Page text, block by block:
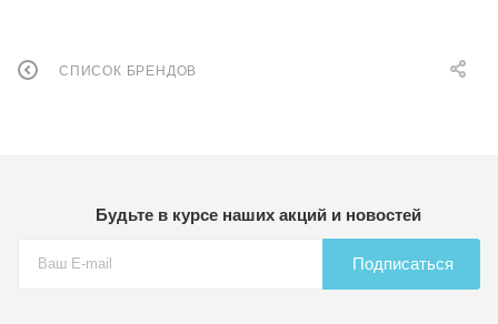
СПИСОК БРЕНДОВ
Будьте в курсе наших акций и новостей
Подписаться